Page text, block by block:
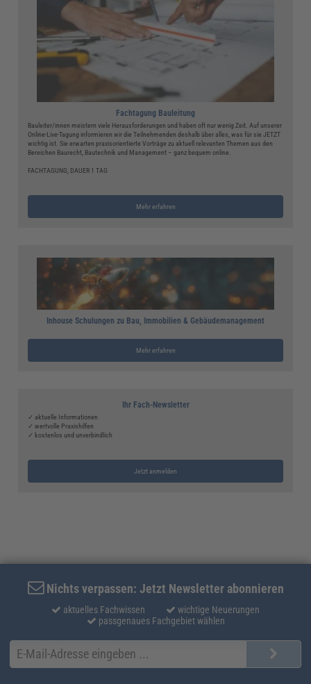
Fachtagung Bauleitung
Bauleiter/innen meistern viele Herausforderungen und haben oft nur wenig Zeit. Auf unserer
Online-Live-Tagung informieren wir die Teilnehmenden deshalb über alles, was für sie JETZT
wichtig ist. Sie erwarten praxisorientierte Vorträge zu aktuell relevanten Themen aus den
Bereichen Baurecht, Bautechnik und Management – ganz bequem online.
FACHTAGUNG, DAUER 1 TAG
Mehr erfahren
Inhouse Schulungen zu Bau, Immobilien & Gebäudemanagement
Mehr erfahren
Ihr Fach-Newsletter
✓ aktuelle Informationen
✓ wertvolle Praxishilfen
✓ kostenlos und unverbindlich
Jetzt anmelden
Nichts verpassen: Jetzt Newsletter abonnieren
aktuelles Fachwissen
wichtige Neuerungen
passgenaues Fachgebiet wählen